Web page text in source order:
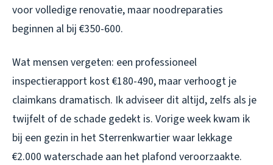
voor volledige renovatie, maar noodreparaties
beginnen al bij €350-600.
Wat mensen vergeten: een professioneel
inspectierapport kost €180-490, maar verhoogt je
claimkans dramatisch. Ik adviseer dit altijd, zelfs als je
twijfelt of de schade gedekt is. Vorige week kwam ik
bij een gezin in het Sterrenkwartier waar lekkage
€2.000 waterschade aan het plafond veroorzaakte.